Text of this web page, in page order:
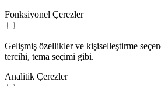
Fonksiyonel Çerezler
Gelişmiş özellikler ve kişiselleştirme
tercihi, tema seçimi gibi.
Analitik Çerezler